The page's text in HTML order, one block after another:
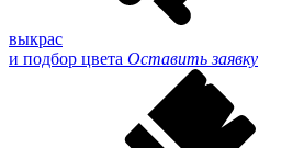
выкрас
и подбор цвета Оставить заявку